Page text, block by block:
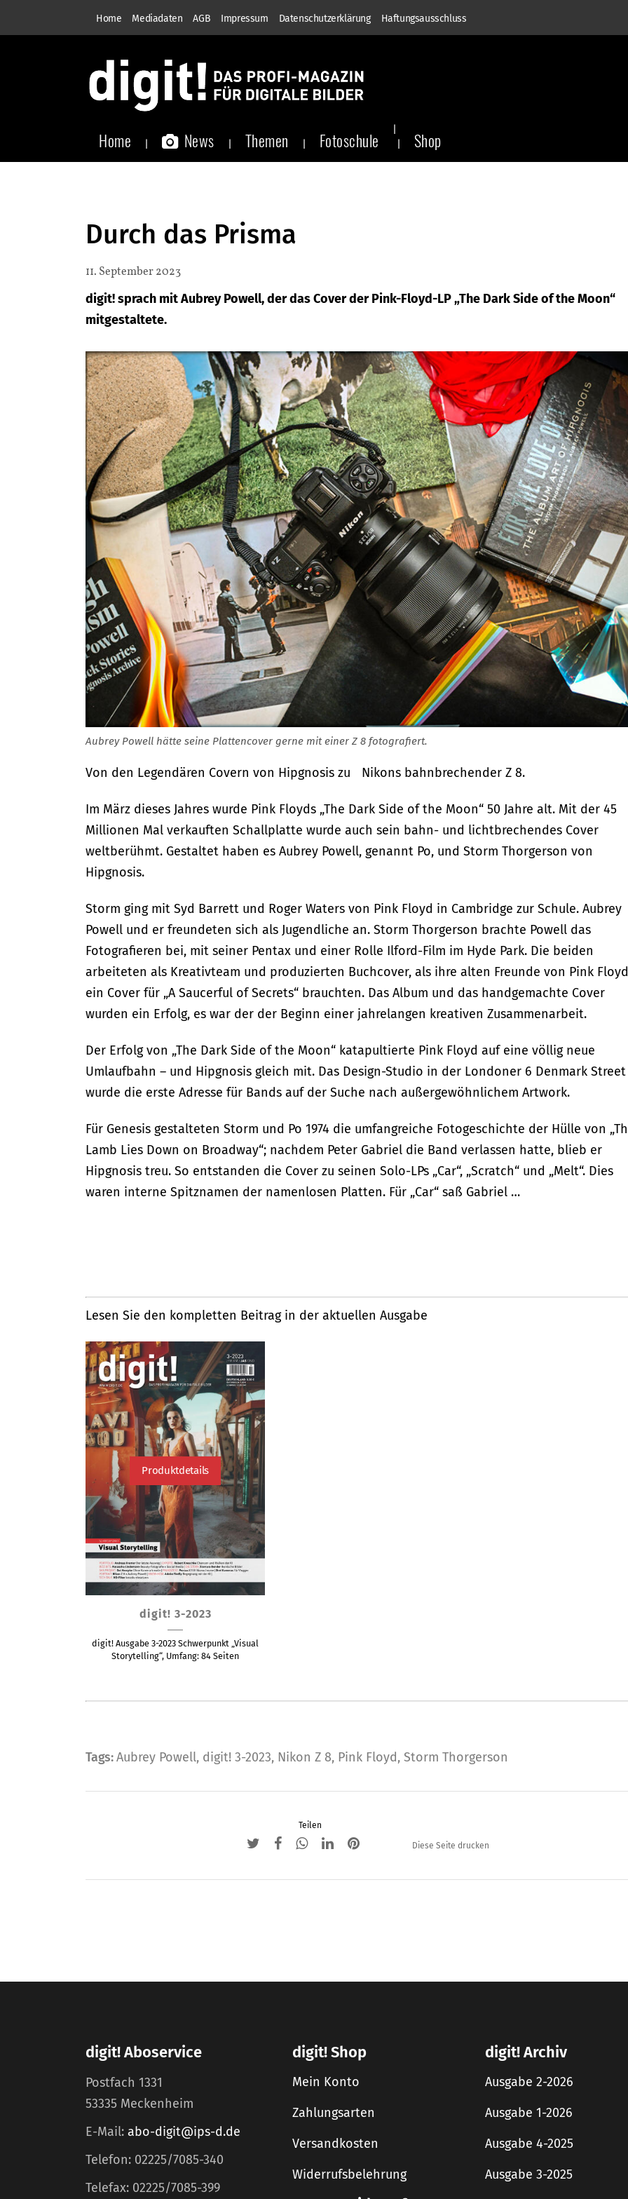
Home Mediadaten AGB Impressum Datenschutzerklärung Haftungsausschluss
Home News Themen Fotoschule Shop
Durch das Prisma
11. September 2023
digit! sprach mit Aubrey Powell, der das Cover der Pink-Floyd-LP „The Dark Side of the Moon“
mitgestaltete.
Aubrey Powell hätte seine Plattencover gerne mit einer Z 8 fotografiert.
Von den Legendären Covern von Hipgnosis zu Nikons bahnbrechender Z 8.
Im März dieses Jahres wurde Pink Floyds „The Dark Side of the Moon“ 50 Jahre alt. Mit der 45
Millionen Mal verkauften Schallplatte wurde auch sein bahn- und lichtbrechendes Cover
weltberühmt. Gestaltet haben es Aubrey Powell, genannt Po, und Storm Thorgerson von
Hipgnosis.
Storm ging mit Syd Barrett und Roger Waters von Pink Floyd in Cambridge zur Schule. Aubrey
Powell und er freundeten sich als Jugendliche an. Storm Thorgerson brachte Powell das
Fotografieren bei, mit seiner Pentax und einer Rolle Ilford-Film im Hyde Park. Die beiden
arbeiteten als Kreativteam und produzierten Buchcover, als ihre alten Freunde von Pink Floyd
ein Cover für „A Saucerful of Secrets“ brauchten. Das Album und das handgemachte Cover
wurden ein Erfolg, es war der der Beginn einer jahrelangen kreativen Zusammenarbeit.
Der Erfolg von „The Dark Side of the Moon“ katapultierte Pink Floyd auf eine völlig neue
Umlaufbahn – und Hipgnosis gleich mit. Das Design-Studio in der Londoner 6 Denmark Street
wurde die erste Adresse für Bands auf der Suche nach außergewöhnlichem Artwork.
Für Genesis gestalteten Storm und Po 1974 die umfangreiche Fotogeschichte der Hülle von
Lamb Lies Down on Broadway“; nachdem Peter Gabriel die Band verlassen hatte, blieb er
Hipgnosis treu. So entstanden die Cover zu seinen Solo-LPs „Car“, „Scratch“ und „Melt“. Dies
waren interne Spitznamen der namenlosen Platten. Für „Car“ saß Gabriel …
Lesen Sie den kompletten Beitrag in der aktuellen Ausgabe
Produktdetails
weist
mehrere
können
auf
digit! 3-2023
digit! Ausgabe 3-2023 Schwerpunkt „Visual
Storytelling“, Umfang: 84 Seiten
Tags: Aubrey Powell, digit! 3-2023, Nikon Z 8, Pink Floyd, Storm Thorgerson
Teilen
Diese Seite drucken
digit! Aboservice
Postfach 1331
53335 Meckenheim
E-Mail: abo-digit@ips-d.de
Telefon: 02225/7085-340
Telefax: 02225/7085-399
digit! Shop
Mein Konto
Zahlungsarten
Versandkosten
Widerrufsbelehrung
digit! Archiv
Ausgabe 2-2026
Ausgabe 1-2026
Ausgabe 4-2025
Ausgabe 3-2025